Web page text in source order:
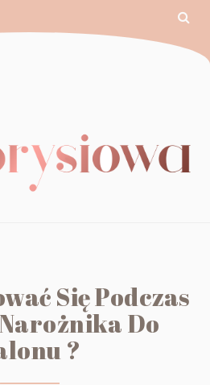
Się Podczas
Do
?